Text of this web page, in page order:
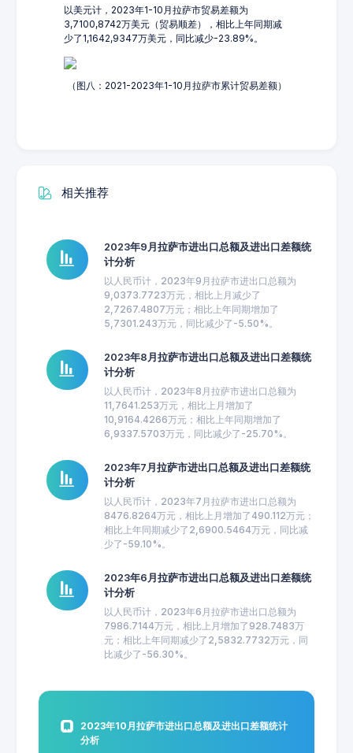
以美元计，2023年1-10月拉萨市贸易差额为
3,7100,8742万美元（贸易顺差），相比上年同期减
少了1,1642,9347万美元，同比减少-23.89%。
（图八：2021-2023年1-10月拉萨市累计贸易差额）
相关推荐
2023年9月拉萨市进出口总额及进出口差额统
计分析
以人民币计，2023年9月拉萨市进出口总额为
9,0373.7723万元，相比上月减少了
2,7267.4807万元；相比上年同期增加了
5,7301.243万元，同比减少了-5.50%。
2023年8月拉萨市进出口总额及进出口差额统
计分析
以人民币计，2023年8月拉萨市进出口总额为
11,7641.253万元，相比上月增加了
10,9164.4266万元；相比上年同期增加了
6,9337.5703万元，同比减少了-25.70%。
2023年7月拉萨市进出口总额及进出口差额统
计分析
以人民币计，2023年7月拉萨市进出口总额为
8476.8264万元，相比上月增加了490.112万元；
相比上年同期减少了2,6900.5464万元，同比减
少了-59.10%。
2023年6月拉萨市进出口总额及进出口差额统
计分析
以人民币计，2023年6月拉萨市进出口总额为
7986.7144万元，相比上月增加了928.7483万
元；相比上年同期减少了2,5832.7732万元，同
比减少了-56.30%。
2023年10月拉萨市进出口总额及进出口差额统计
分析